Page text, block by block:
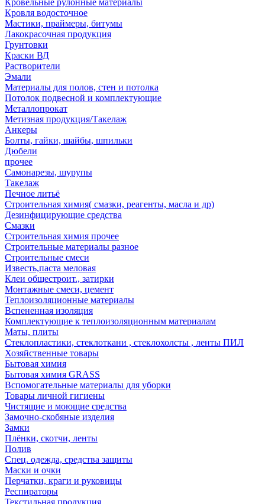
Кровельные рулонные материалы
Кровля водосточное
Мастики, праймеры, битумы
Лакокрасочная продукция
Грунтовки
Краски ВД
Растворители
Эмали
Материалы для полов, стен и потолка
Потолок подвесной и комплектующие
Металлопрокат
Метизная продукция/Такелаж
Анкеры
Болты, гайки, шайбы, шпильки
Дюбели
прочее
Самонарезы, шурупы
Такелаж
Печное литьё
Строительная химия( смазки, реагенты, масла и др)
Дезинфицирующие средства
Смазки
Строительная химия прочее
Строительные материалы разное
Строительные смеси
Известь,паста меловая
Клеи общестроит., затирки
Монтажные смеси, цемент
Теплоизоляционные материалы
Вспененная изоляция
Комплектующие к теплоизоляционным материалам
Маты, плиты
Стеклопластики, стеклоткани , стеклохолсты , ленты ПИЛ
Хозяйственные товары
Бытовая химия
Бытовая химия GRASS
Вспомогательные материалы для уборки
Товары личной гигиены
Чистящие и моющие средства
Замочно-скобяные изделия
Замки
Плёнки, скотчи, ленты
Полив
Спец. одежда, средства защиты
Маски и очки
Перчатки, краги и руковицы
Респираторы
Текстильная продукция